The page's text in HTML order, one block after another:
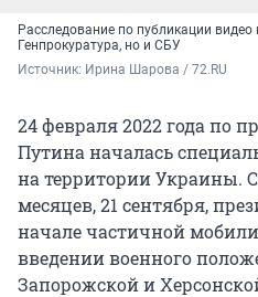
Расследование по публикации видео
Генпрокуратура, но и СБУ
Источник: Ирина Шарова / 72.RU
24 февраля 2022 года по
Путина началась
на территории Украины.
месяцев, 21 сентября,
начале частичной
введении военного
Запорожской и